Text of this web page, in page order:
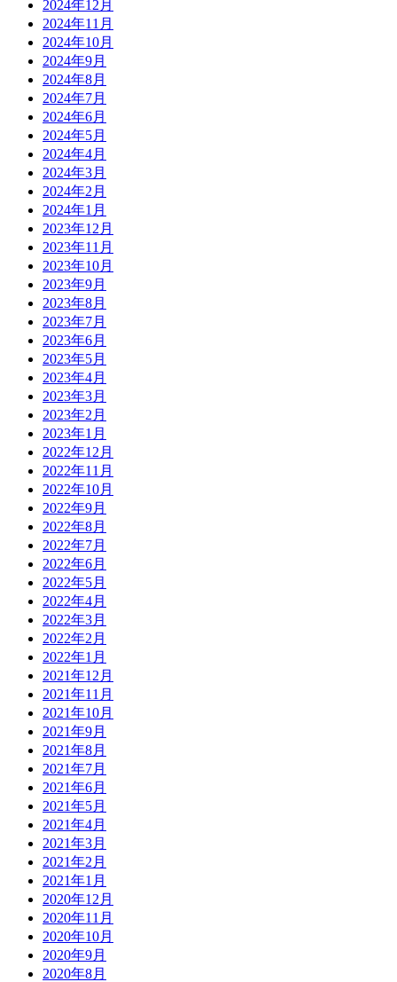
2024年12月
2024年11月
2024年10月
2024年9月
2024年8月
2024年7月
2024年6月
2024年5月
2024年4月
2024年3月
2024年2月
2024年1月
2023年12月
2023年11月
2023年10月
2023年9月
2023年8月
2023年7月
2023年6月
2023年5月
2023年4月
2023年3月
2023年2月
2023年1月
2022年12月
2022年11月
2022年10月
2022年9月
2022年8月
2022年7月
2022年6月
2022年5月
2022年4月
2022年3月
2022年2月
2022年1月
2021年12月
2021年11月
2021年10月
2021年9月
2021年8月
2021年7月
2021年6月
2021年5月
2021年4月
2021年3月
2021年2月
2021年1月
2020年12月
2020年11月
2020年10月
2020年9月
2020年8月